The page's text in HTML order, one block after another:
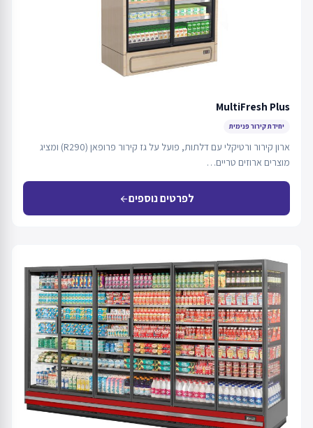
MultiFresh Plus
יחידת קירור פנימית
ארון קירור ורטיקלי עם דלתות, פועל על גז קירור פרופאן (R290) ומציג
מוצרים ארוזים טריים…
לפרטים נוספיםarrow_back